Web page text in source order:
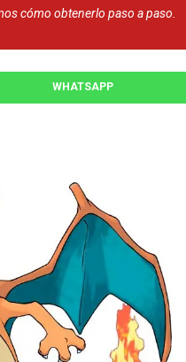
cómo obtenerlo paso a paso.
WHATSAPP